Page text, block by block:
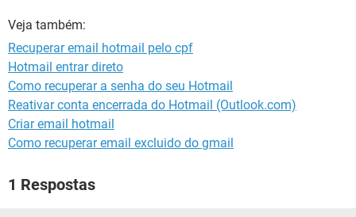
Veja também:
Recuperar email hotmail pelo cpf
Hotmail entrar direto
Como recuperar a senha do seu Hotmail
Reativar conta encerrada do Hotmail (Outlook.com)
Criar email hotmail
Como recuperar email excluido do gmail
1 Respostas